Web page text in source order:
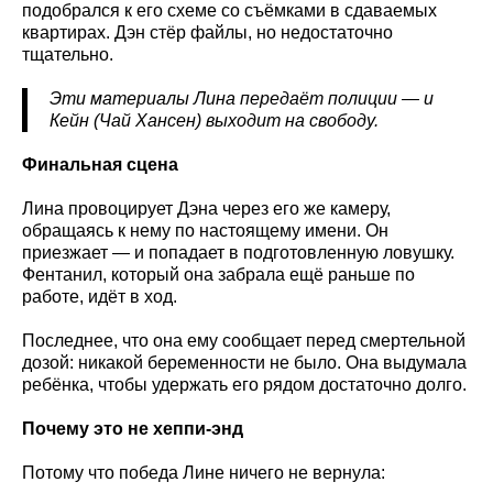
подобрался к его схеме со съёмками в сдаваемых
квартирах. Дэн стёр файлы, но недостаточно
тщательно.
Эти материалы Лина передаёт полиции — и
Кейн (Чай Хансен) выходит на свободу.
Финальная сцена
Лина провоцирует Дэна через его же камеру,
обращаясь к нему по настоящему имени. Он
приезжает — и попадает в подготовленную ловушку.
Фентанил, который она забрала ещё раньше по
работе, идёт в ход.
Последнее, что она ему сообщает перед смертельной
дозой: никакой беременности не было. Она выдумала
ребёнка, чтобы удержать его рядом достаточно долго.
Почему это не хеппи-энд
Потому что победа Лине ничего не вернула: